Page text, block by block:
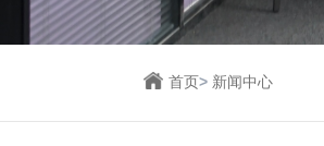
首页> 新闻中心